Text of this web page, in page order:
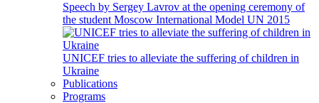
Speech by Sergey Lavrov at the opening ceremony of
the student Moscow International Model UN 2015
UNICEF tries to alleviate the suffering of children in
Ukraine
Publications
Programs